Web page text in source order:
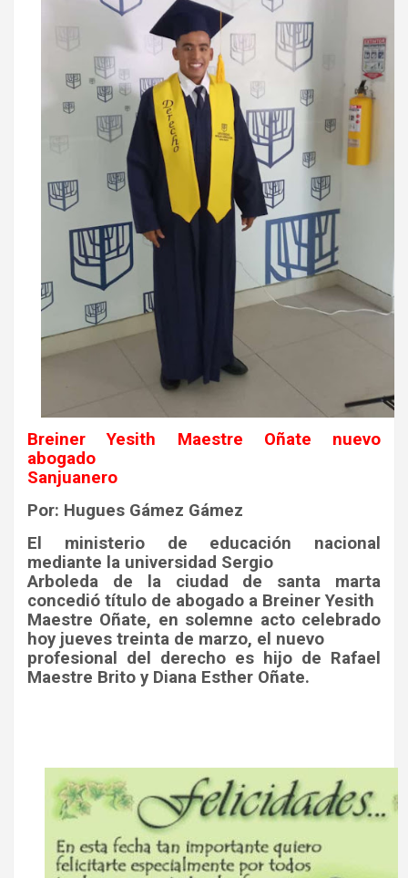
Breiner Yesith Maestre Oñate nuevo
abogado
Sanjuanero
Por: Hugues Gámez Gámez
El ministerio de educación nacional
mediante la universidad Sergio
Arboleda de la ciudad de santa marta
concedió título de abogado a Breiner Yesith
Maestre Oñate, en solemne acto celebrado
hoy jueves treinta de marzo, el nuevo
profesional del derecho es hijo de Rafael
Maestre Brito y Diana Esther Oñate.